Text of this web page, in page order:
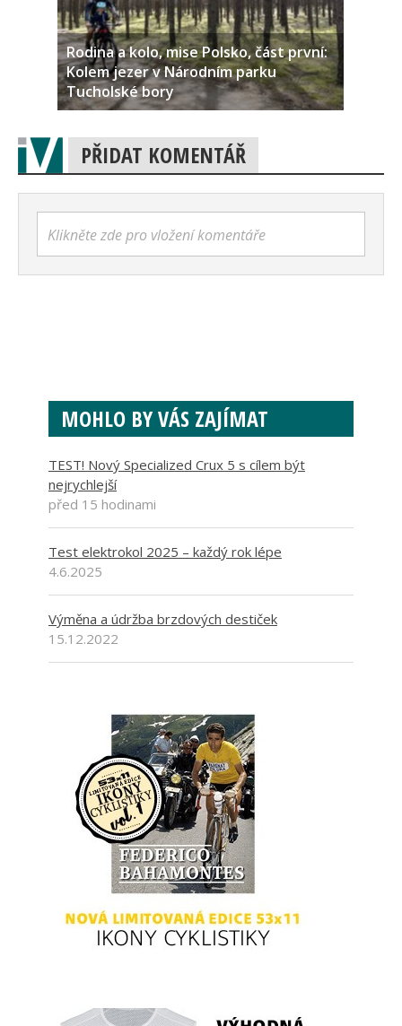
Rodina a kolo, mise Polsko, část první:
Kolem jezer v Národním parku
Tucholské bory
PŘIDAT KOMENTÁŘ
Klikněte zde pro vložení komentáře
MOHLO BY VÁS ZAJÍMAT
TEST! Nový Specialized Crux 5 s cílem být
nejrychlejší
před 15 hodinami
Test elektrokol 2025 – každý rok lépe
4.6.2025
Výměna a údržba brzdových destiček
15.12.2022